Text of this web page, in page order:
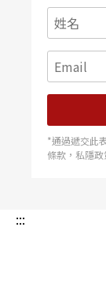
二○○九年，
十三日，楊
同設計）及
演，竟然只
已是萬幸。
「十台捲揚機
都很順利。
*通過遞交此
條款，私隱
:::